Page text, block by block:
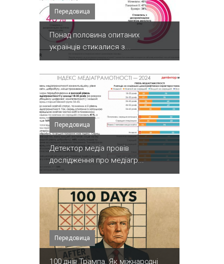
Передовица
Понад половина опитаних
українців стикалися з...
Передовица
Детектор медіа провів
дослідження про медіагр...
Передовица
100 днів Трампа. Як міжнародні